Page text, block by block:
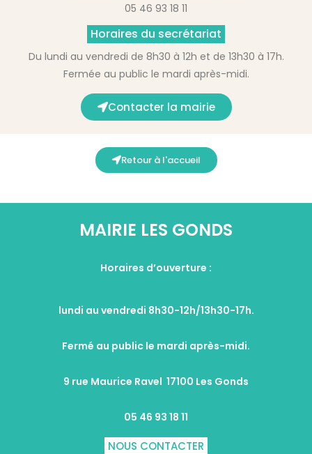
05 46 93 18 11
Horaires du secrétariat
Du lundi au vendredi de 8h30 à 12h et de 13h30 à 17h.
Fermée au public le mardi après-midi.
Contacter la mairie
Retour à l'accueil
MAIRIE LES GONDS
Horaires d’ouverture :
lundi au vendredi 8h30-12h/13h30-17h.
Fermé au public le mardi après-midi.
9 rue Maurice Ravel 17100 Les Gonds
05 46 93 18 11
NOUS CONTACTER